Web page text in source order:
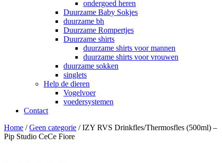
ondergoed heren
Duurzame Baby Sokjes
duurzame bh
Duurzame Rompertjes
Duurzame shirts
duurzame shirts voor mannen
duurzame shirts voor vrouwen
duurzame sokken
singlets
Help de dieren
Vogelvoer
voedersystemen
Contact
Home /Geen categorie / IZY RVS Drinkfles/Thermosfles (500ml) –
Pip Studio CeCe Fiore